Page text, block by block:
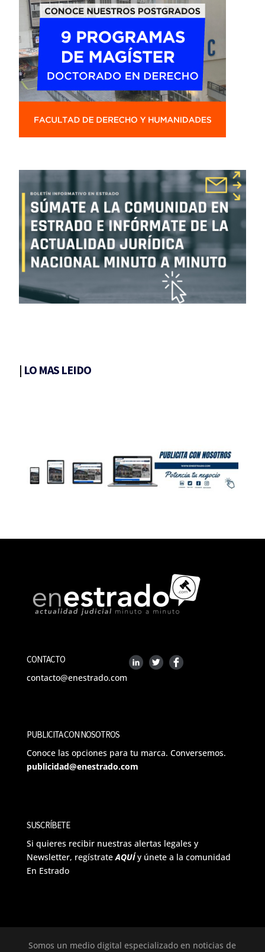
| LO MAS LEIDO
CONTACTO
contacto@enestrado.com
PUBLICITA CON NOSOTROS
Conoce las opciones para tu marca. Conversemos.
publicidad@enestrado.com
SUSCRÍBETE
Si quieres recibir nuestras alertas legales y
Newsletter, regístrateAQUÍ y únete a la comunidad
En Estrado
Somos un medio digital especializado en noticias de